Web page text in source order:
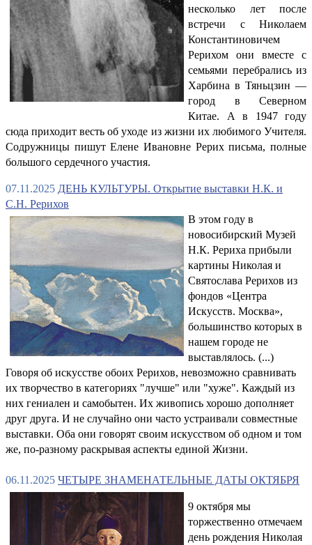
несколько лет после
встречи с Николаем
Константиновичем
Рерихом они вместе с
семьями перебрались из
Харбина в Тяньцзин —
город в Северном
Китае. А в 1947 году
сюда приходит весть об уходе из жизни их любимого Учителя.
Содружницы пишут Елене Ивановне Рерих письма, полные
большого сердечного участия.
07.11.2025 ДЕНЬ КУЛЬТУРЫ. Открытие выставки Н.К. и
С.Н. Рерихов
В этом году в
новосибирский Музей
Н.К. Рериха прибыли
картины Николая и
Святослава Рерихов из
фондов «Центра
Искусств. Москва»,
большинство которых в
нашем городе не
выставлялось. (...)
Говоря об искусстве обоих Рерихов, невозможно сравнивать
их творчество в категориях "лучше" или "хуже". Каждый из
них гениален и самобытен. Их живопись хорошо дополняет
друг друга. И не случайно они часто устраивали совместные
выставки. Оба они говорят своим искусством об одном и том
же, по-разному раскрывая аспекты единой Жизни.
06.11.2025 ЧЕТЫРЕ ЗНАМЕНАТЕЛЬНЫЕ ДАТЫ ОКТЯБРЯ
9 октября мы
торжественно отмечаем
день рождения Николая